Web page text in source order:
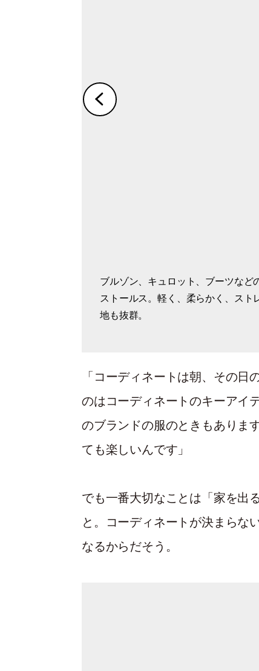
ブルゾン、キュロット、ブーツなど
ストールス。軽く、柔らかく、スト
地も抜群。
グリーンのトップスは、フィービー
時のセリーヌ。大きなポケットがつ
トパンツ。
「母が持っていた、70年代のフラン
ーフ。シルクなので着心地も抜群」
のもの。
「コーディネートは朝、その日
のはコーディネートのキーアイ
のブランドの服のときもありま
ても楽しいんです」
でも一番大切なことは「家を出
と。コーディネートが決まらな
なるからだそう。